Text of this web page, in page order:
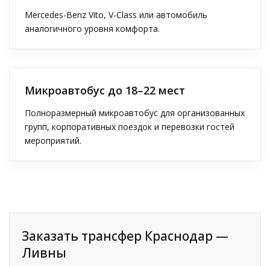
Mercedes-Benz Vito, V-Class или автомобиль
аналогичного уровня комфорта.
Микроавтобус до 18–22 мест
Полноразмерный микроавтобус для организованных
групп, корпоративных поездок и перевозки гостей
мероприятий.
Заказать трансфер Краснодар —
Ливны